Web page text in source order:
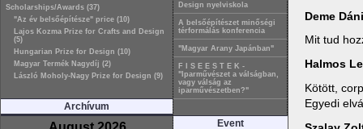
Scholarships/Awards (37)
"Az év belsőépítésze" price (10)
Lajos Kozma Prize for Crafts and Design
(5)
Hungarian Prize for Design (10)
Magyar Termék Nagydíj (2)
László Moholy-Nagy Prize for Design (9)
Archívum
Design nyelviskola
A belsőépítészet minőségi
térformálás konferencia
"Magyar Arany Japánban"
F I S E E S T E K -
"Iparművészet a válságban,
vagy válság az
iparművészetben?"
Event
Deme
Mit tud
Halmos
Kötött,
Egyedi